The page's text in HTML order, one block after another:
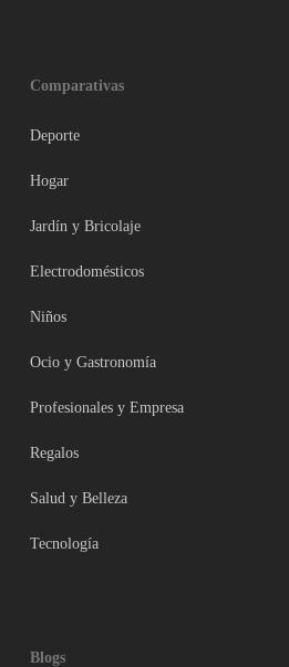
Comparativas
Deporte
Hogar
Jardín y Bricolaje
Electrodomésticos
Niños
Ocio y Gastronomía
Profesionales y Empresa
Regalos
Salud y Belleza
Tecnología
Blogs